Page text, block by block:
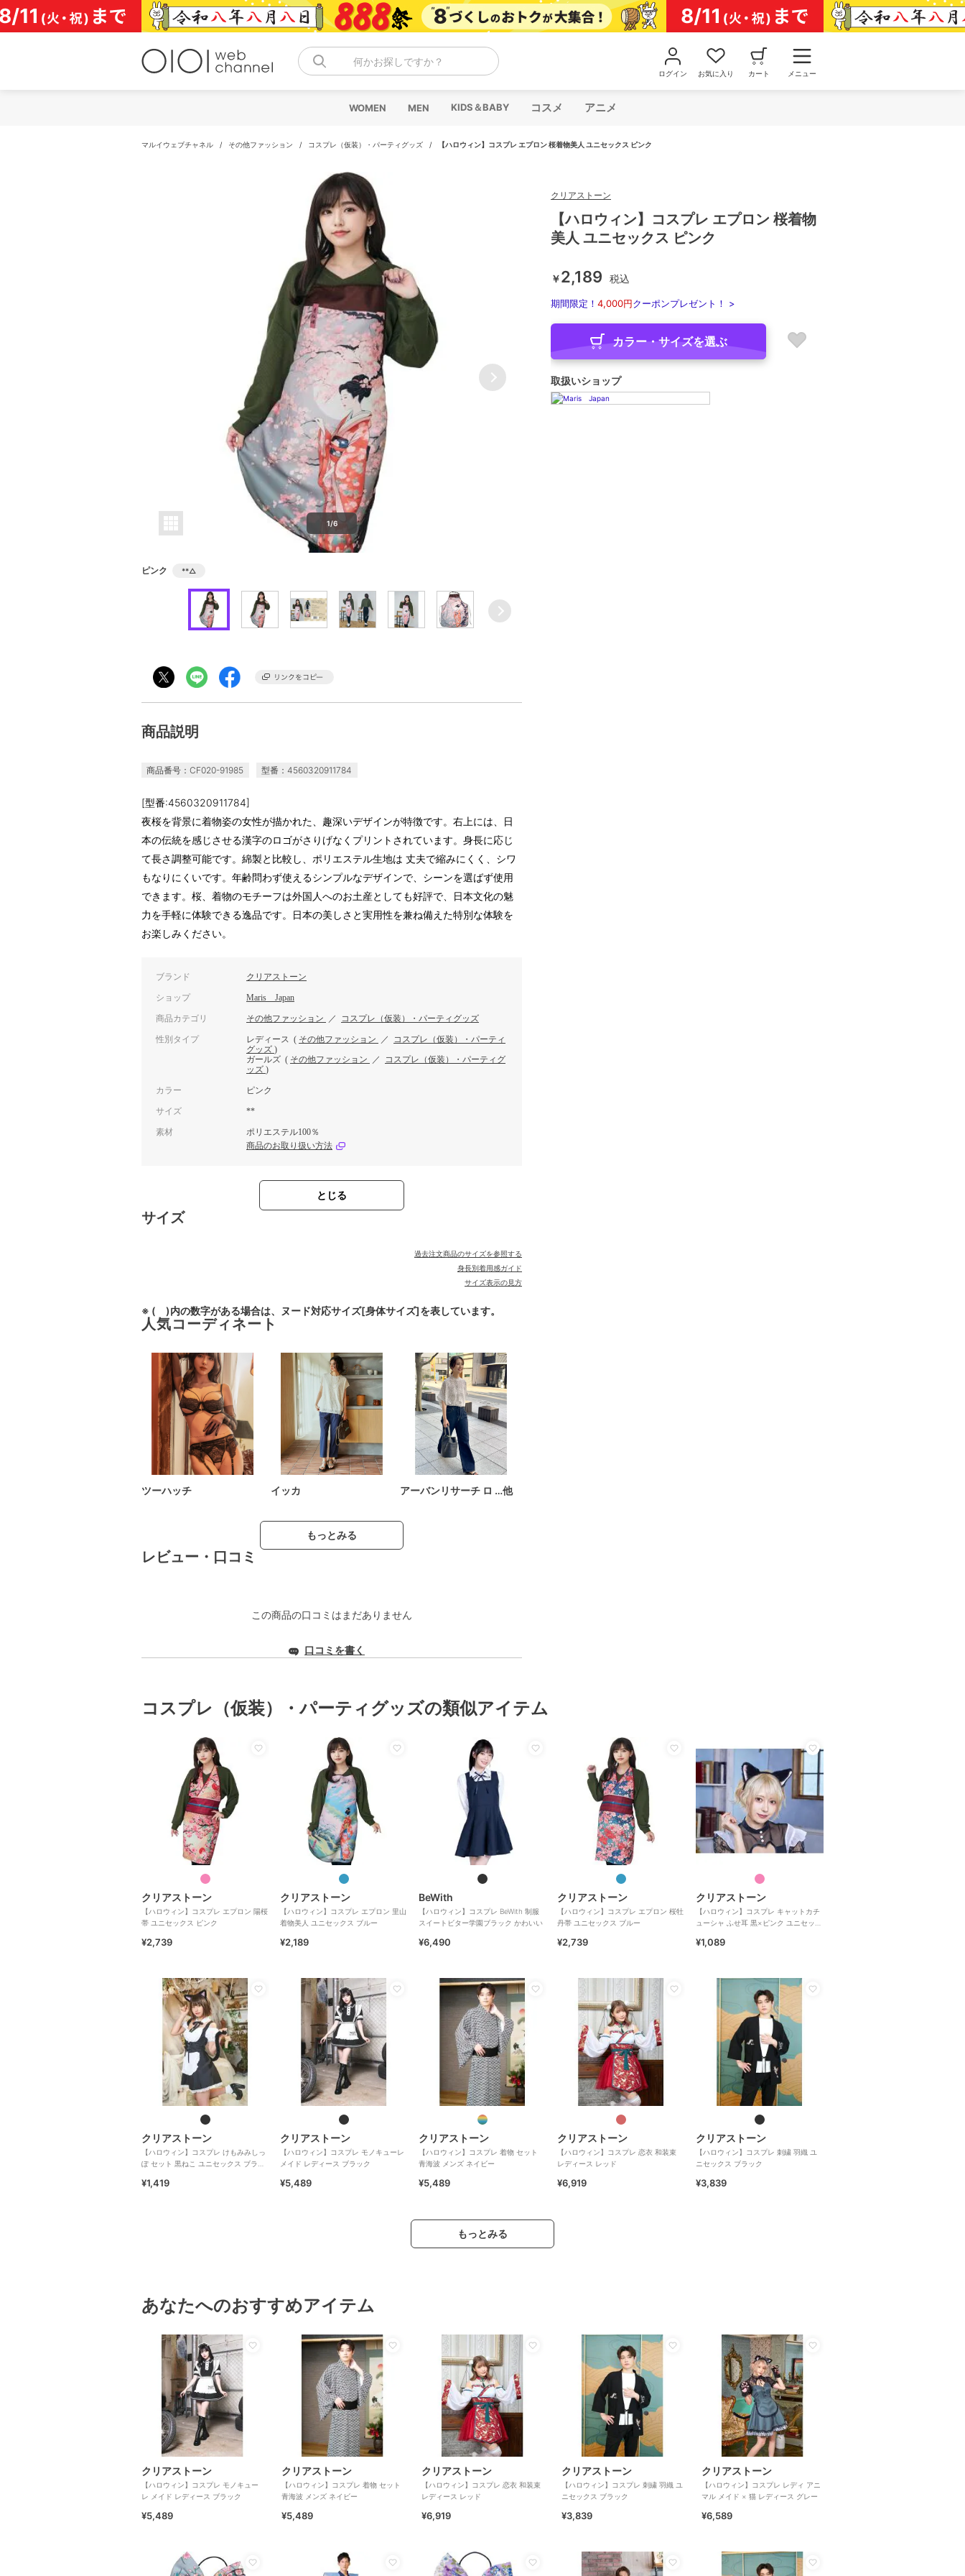
コ
ン
テ
何かお探しですか？
ログイン お気に入り カート メニュー
WOMEN MEN KIDS＆BABY コスメ アニメ
マルイウェブチャネル / その他ファッション / コスプレ（仮装）・パーティグッズ / 【ハロウィン】コスプレ エプロン 桜着物美人 ユニセックス ピンク
1/6
ピンク **△
商品説明
商品番号：CF020-91985 型番：4560320911784
[型番:4560320911784]
夜桜を背景に着物姿の女性が描かれた、趣深いデザインが特徴です。右上には、日
本の伝統を感じさせる漢字のロゴがさりげなくプリントされています。身長に応じ
て長さ調整可能です。綿製と比較し、ポリエステル生地は 丈夫で縮みにくく、シワ
もなりにくいです。年齢問わず使えるシンプルなデザインで、シーンを選ばず使用
できます。桜、着物のモチーフは外国人へのお土産としても好評で、日本文化の魅
力を手軽に体験できる逸品です。日本の美しさと実用性を兼ね備えた特別な体験を
お楽しみください。
ブランド クリアストーン
ショップ Maris Japan
商品カテゴリ その他ファッション ／ コスプレ（仮装）・パーティグッズ
性別タイプ レディース ( その他ファッション ／ コスプレ（仮装）・パーティ
グッズ )
ガールズ ( その他ファッション ／ コスプレ（仮装）・パーティグ
ッズ )
カラー ピンク
サイズ **
素材
ポリエステル100％
商品のお取り扱い方法
とじる
サイズ
過去注文商品のサイズを参照する
身長別着用感ガイド
サイズ表示の見方
※ ( )内の数字がある場合は、ヌード対応サイズ[身体サイズ]を表しています。
人気コーディネート
ツーハッチ イッカ アーバンリサーチ ロ …他
もっとみる
レビュー・口コミ
この商品の口コミはまだありません
口コミを書く
クリアストーン
【ハロウィン】コスプレ エプロン 桜着物
美人 ユニセックス ピンク
￥2,189 税込
期間限定！ 4,000円クーポンプレゼント！ >
カラー・サイズを選ぶ
取扱いショップ
コスプレ（仮装）・パーティグッズの類似アイテム
クリアストーン
【ハロウィン】コスプレ エプロン 陽桜
帯 ユニセックス ピンク
¥2,739
クリアストーン
【ハロウィン】コスプレ エプロン 里山
着物美人 ユニセックス ブルー
¥2,189
BeWith
【ハロウィン】コスプレ BeWith 制服
スイートビター学園ブラック かわいい
¥6,490
クリアストーン
【ハロウィン】コスプレ エプロン 桜牡
丹帯 ユニセックス ブルー
¥2,739
クリアストーン
【ハロウィン】コスプレ キャットカチ
ューシャ ふせ耳 黒×ピンク ユニセック
¥1,089
クリアストーン
【ハロウィン】コスプレ けもみみしっ
ぽ セット 黒ねこ ユニセックス ブラッ
¥1,419
クリアストーン
【ハロウィン】コスプレ モノキューレ
メイド レディース ブラック
¥5,489
クリアストーン
【ハロウィン】コスプレ 着物 セット
青海波 メンズ ネイビー
¥5,489
クリアストーン
【ハロウィン】コスプレ 恋衣 和装束
レディース レッド
¥6,919
クリアストーン
【ハロウィン】コスプレ 刺繍 羽織 ユ
ニセックス ブラック
¥3,839
もっとみる
あなたへのおすすめアイテム
クリアストーン
【ハロウィン】コスプレ モノキュー
レ メイド レディース ブラック
¥5,489
クリアストーン
【ハロウィン】コスプレ 着物 セット
青海波 メンズ ネイビー
¥5,489
クリアストーン
【ハロウィン】コスプレ 恋衣 和装束
レディース レッド
¥6,919
クリアストーン
【ハロウィン】コスプレ 刺繍 羽織 ユ
ニセックス ブラック
¥3,839
クリアストーン
【ハロウィン】コスプレ レディ アニ
マル メイド × 猫 レディース グレー
¥6,589